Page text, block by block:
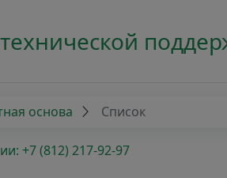
основа Список
+7 (812) 217-92-97